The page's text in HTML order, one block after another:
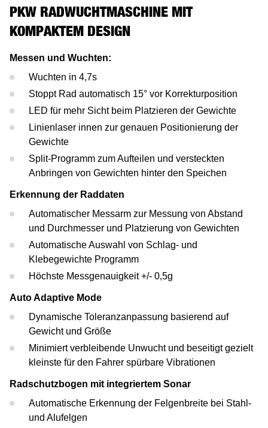
PKW RADWUCHTMASCHINE MIT
KOMPAKTEM DESIGN
Messen und Wuchten:
Wuchten in 4,7s
Stoppt Rad automatisch 15° vor Korrekturposition
LED für mehr Sicht beim Platzieren der Gewichte
Linienlaser innen zur genauen Positionierung der
Gewichte
Split-Programm zum Aufteilen und versteckten
Anbringen von Gewichten hinter den Speichen
Erkennung der Raddaten
Automatischer Messarm zur Messung von Abstand
und Durchmesser und Platzierung von Gewichten
Automatische Auswahl von Schlag- und
Klebegewichte Programm
Höchste Messgenauigkeit +/- 0,5g
Auto Adaptive Mode
Dynamische Toleranzanpassung basierend auf
Gewicht und Größe
Minimiert verbleibende Unwucht und beseitigt gezielt
kleinste für den Fahrer spürbare Vibrationen
Radschutzbogen mit integriertem Sonar
Automatische Erkennung der Felgenbreite bei Stahl-
und Alufelgen
Tesla
Porsche
Renault
Maserati
Scheinwerferprüfung
Radwuchtmaschinen
Reifenservice
Return On Invest Rechner
OEM Freigaben